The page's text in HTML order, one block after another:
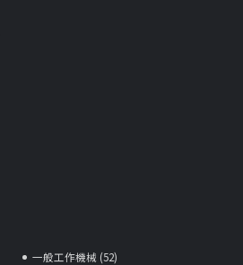
一般工作機械 (52)